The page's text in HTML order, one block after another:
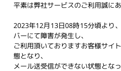
平素は弊社サービスのご利用誠に
2023年12月13日08時15分頃より
バーにて障害が発生し、
ご利用頂いておりますお客様サイ
態となり、
メール送受信ができない状態とな